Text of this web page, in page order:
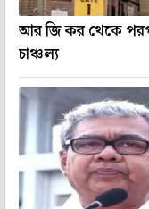
আর জি কর থেকে
চাঞ্চল্য